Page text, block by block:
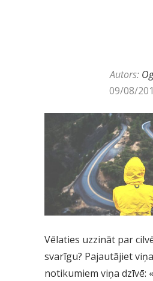
Autors:
09/08/
Vēlaties uzzināt par
svarīgu? Pajautājiet
notikumiem viņa dzīvē: